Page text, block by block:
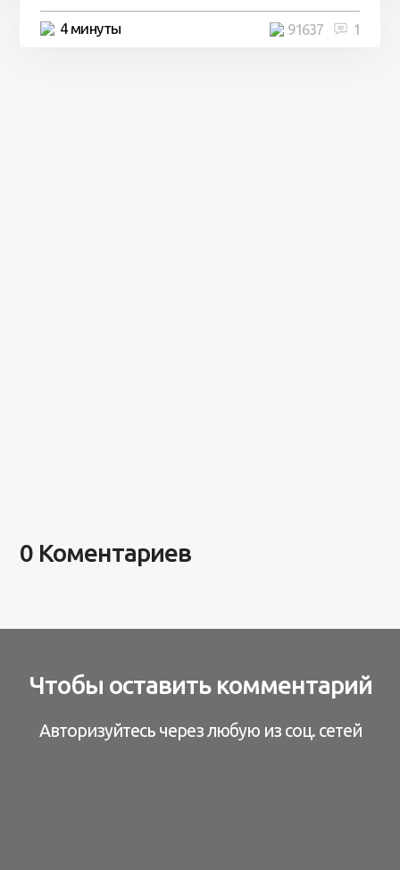
4 минуты 1
91637
0 Коментариев
Чтобы оставить комментарий
Авторизуйтесь через любую из соц. сетей